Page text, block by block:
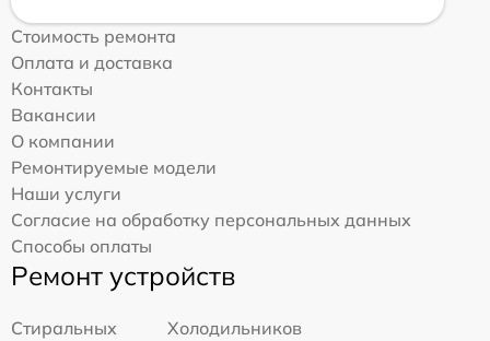
Стоимость ремонта
Оплата и доставка
Контакты
Вакансии
О компании
Ремонтируемые модели
Наши услуги
Согласие на обработку персональных данных
Способы оплаты
Ремонт устройств
Стиральных
Холодильников